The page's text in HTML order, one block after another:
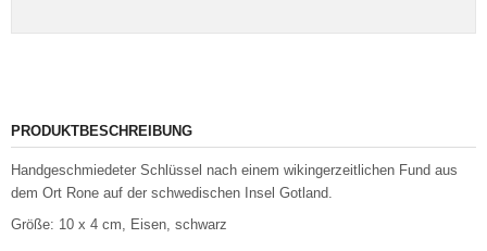
PRODUKTBESCHREIBUNG
Handgeschmiedeter Schlüssel nach einem wikingerzeitlichen Fund aus
dem Ort Rone auf der schwedischen Insel Gotland.
Größe: 10 x 4 cm, Eisen, schwarz